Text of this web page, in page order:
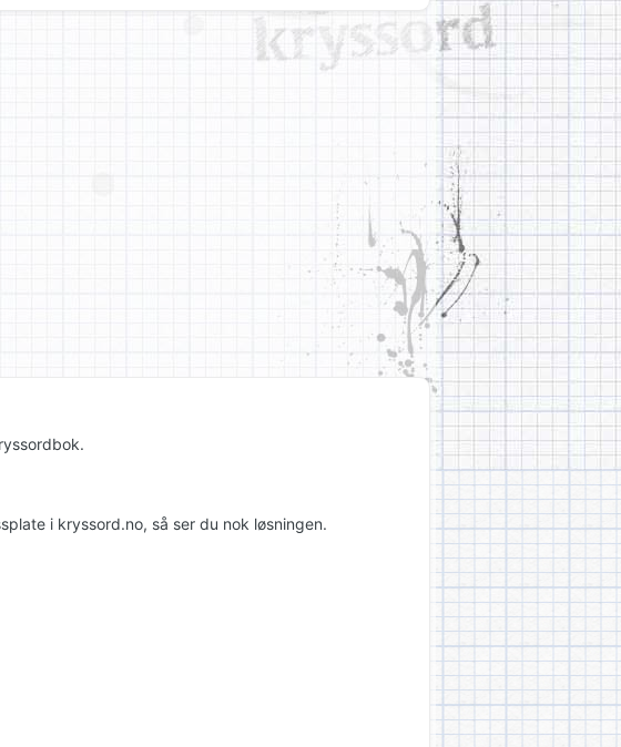
i kryssord.no, så ser du nok løsningen.